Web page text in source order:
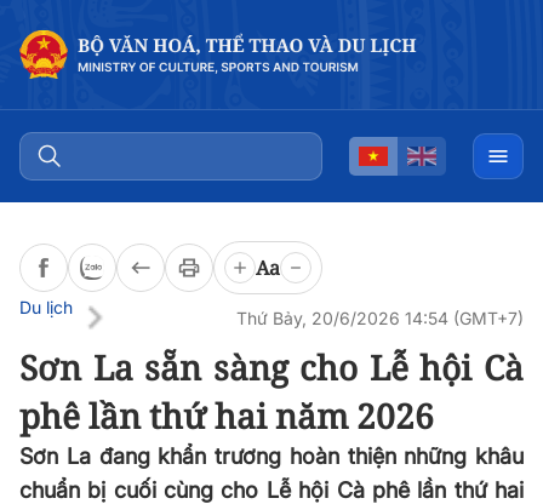
Aa
Du lịch
Thứ Bảy, 20/6/2026 14:54 (GMT+7)
Sơn La sẵn sàng cho Lễ hội Cà
phê lần thứ hai năm 2026
Sơn La đang khẩn trương hoàn thiện những khâu
chuẩn bị cuối cùng cho Lễ hội Cà phê lần thứ hai
Đọc bài